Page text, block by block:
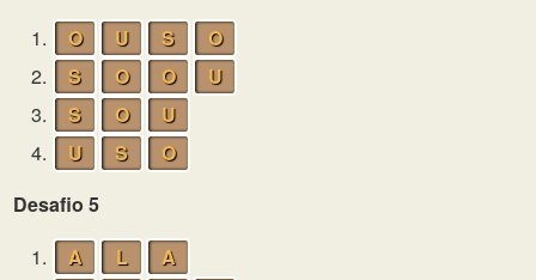
1.
O U S
O
2.
S O O
U
3.
S O
U
4.
U S
O
Desafio 5
1.
A L
A